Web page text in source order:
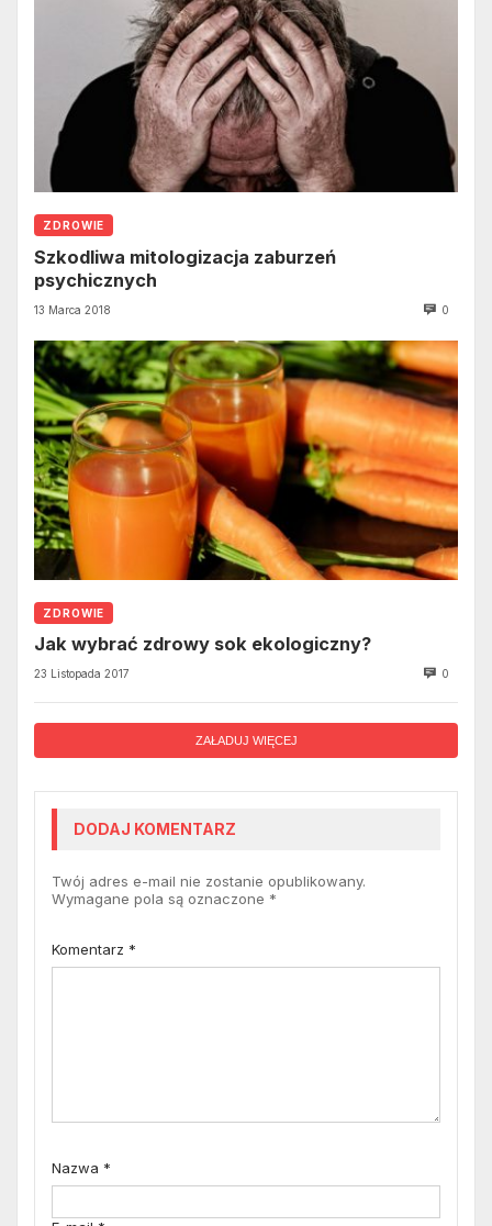
ZDROWIE
Szkodliwa mitologizacja zaburzeń
psychicznych
13 Marca 2018 0
ZDROWIE
Jak wybrać zdrowy sok ekologiczny?
23 Listopada 2017 0
ZAŁADUJ WIĘCEJ
DODAJ KOMENTARZ
Twój adres e-mail nie zostanie opublikowany.
Wymagane pola są oznaczone *
Komentarz *
Nazwa *